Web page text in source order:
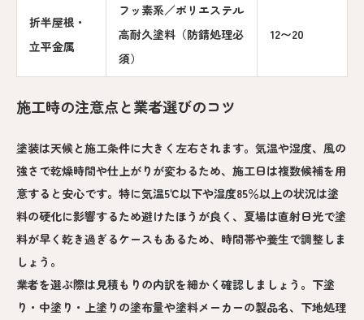
折半屋根・
立平金属
フッ素系／ポリエステル
高耐久塗料（防錆処理必
須）
12〜20
施工時の注意点と業者選びのコツ
塗装は天候と施工条件に大きく左右されます。気温や湿度、風の
強さで乾燥時間や仕上がりが変わるため、施工日は複数候補を用
意すると安心です。特に気温5℃以下や湿度85％以上の状況は塗
料の硬化に影響するため避けたほうが良く、夏場は直射日光で塗
料が早く乾き過ぎるケースもあるため、時間帯や養生で調整しま
しょう。
業者を選ぶ際は見積もりの内訳を細かく確認しましょう。下塗
り・中塗り・上塗りの塗布量や塗料メーカーの製品名、下地処理